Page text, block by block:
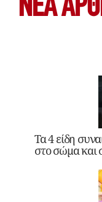
ΝΕΑ
Τα 4 είδη
στο σώμα και